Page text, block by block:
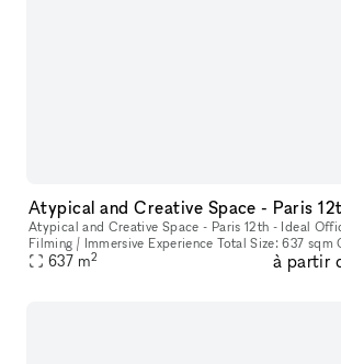
Atypical and Creative Space - Paris 12th - Ideal
Filming / Immersive Experience Total Size: 637 sqm Ground Floor: 392
637 m2 à partir